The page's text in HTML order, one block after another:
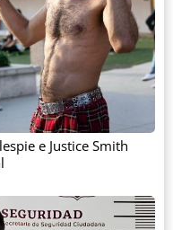
e Justice Smith